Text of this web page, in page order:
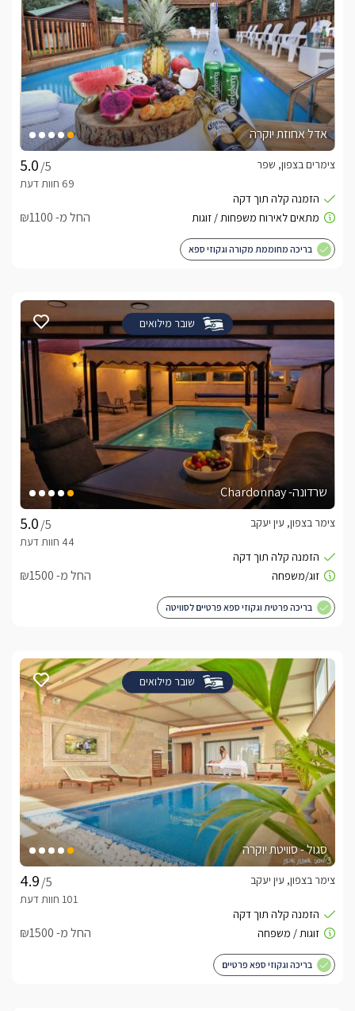
אדל אחוזת יוקרה
/5
צימרים בצפון, שפר
החל מ- ₪1100
בריכה מחוממת מקורה וגקוזי ספא
שובר מילואים
שרדונה- Chardonnay
/5
צימר בצפון, עין יעקב
החל מ- ₪1500
בריכה פרטית וגקוזי ספא פרטיים לסוויטה
שובר מילואים
סגול - סוויטת יוקרה
/5
צימר בצפון, עין יעקב
החל מ- ₪1500
בריכה וגקוזי ספא פרטיים